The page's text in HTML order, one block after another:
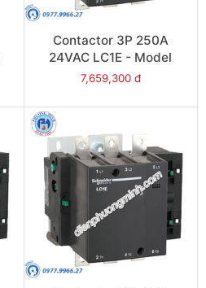
Contactor 3P 250A
24VAC LC1E - Model
LC1E250B6
7,659,300 đ